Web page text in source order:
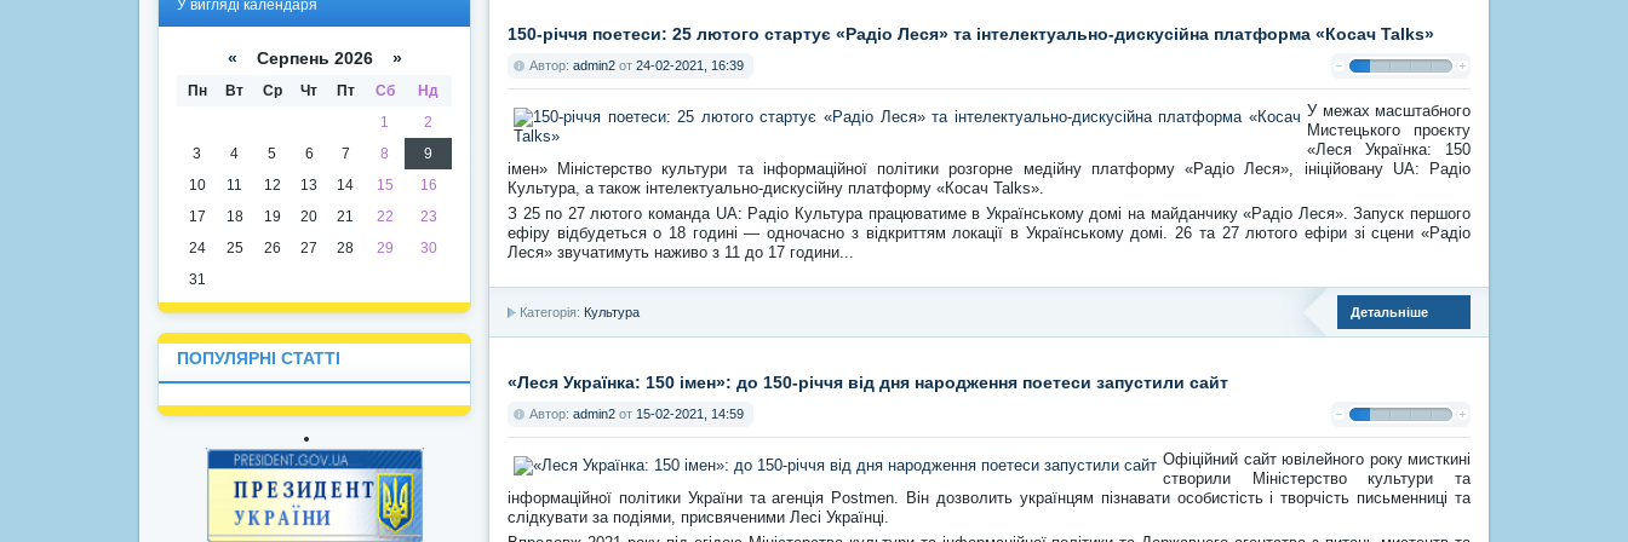
150-річчя поетеси: 25 лютого стартує «Радіо Леся» та інтелектуально-дискусійна платформа «Косач Talks»
Автор: admin2 от 24-02-2021, 16:39
У межах масштабного
Мистецького проєкту
«Леся Українка: 150
імен» Міністерство культури та інформаційної політики розгорне медійну платформу «Радіо Леся», ініційовану UA: Радіо
Культура, а також інтелектуально-дискусійну платформу «Косач Talks».
З 25 по 27 лютого команда UA: Радіо Культура працюватиме в Українському домі на майданчику «Радіо Леся». Запуск першого
ефіру відбудеться о 18 годині — одночасно з відкриттям локації в Українському домі. 26 та 27 лютого ефіри зі сцени «Радіо
Леся» звучатимуть наживо з 11 до 17 години...
Детальніше
Категорія: Культура
«Леся Українка: 150 імен»: до 150-річчя від дня народження поетеси запустили сайт
Автор: admin2 от 15-02-2021, 14:59
Офіційний сайт ювілейного року мисткині
створили Міністерство культури та
інформаційної політики України та агенція Postmen. Він дозволить українцям пізнавати особистість і творчість письменниці та
слідкувати за подіями, присвяченими Лесі Українці.
ді
ді
у
У вигляді календаря
« Серпень 2026 »
Пн Вт Ср Чт Пт Сб
Нд
1
2
3
4 5 6 7 8
9
10
11 12 13 14 15
16
17
18 19 20 21 22
23
24
25 26 27 28 29
30
31
ПОПУЛЯРНІ СТАТТІ